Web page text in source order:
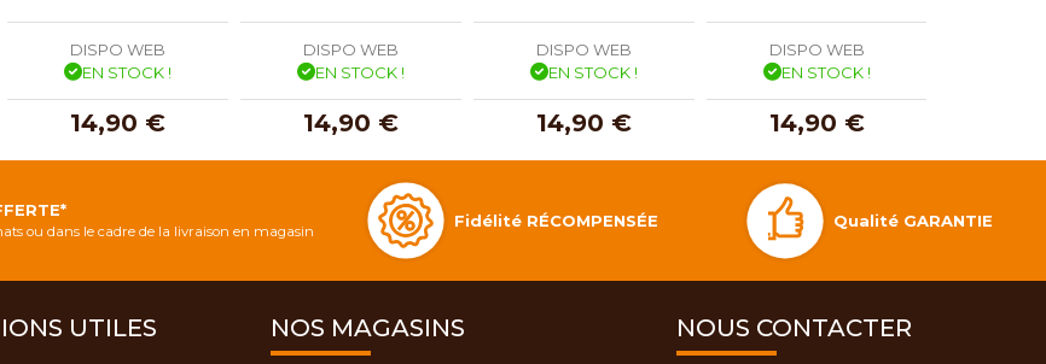
DISPO WEB
EN STOCK !
14,90 €
DISPO WEB
EN STOCK !
14,90 €
DISPO WEB
EN STOCK !
14,90 €
DISPO WEB
EN STOCK !
14,90 €
ou dans le cadre de la livraison en magasin
Fidélité RÉCOMPENSÉE Qualité GARANTIE
UTILES NOS MAGASINS NOUS CONTACTER